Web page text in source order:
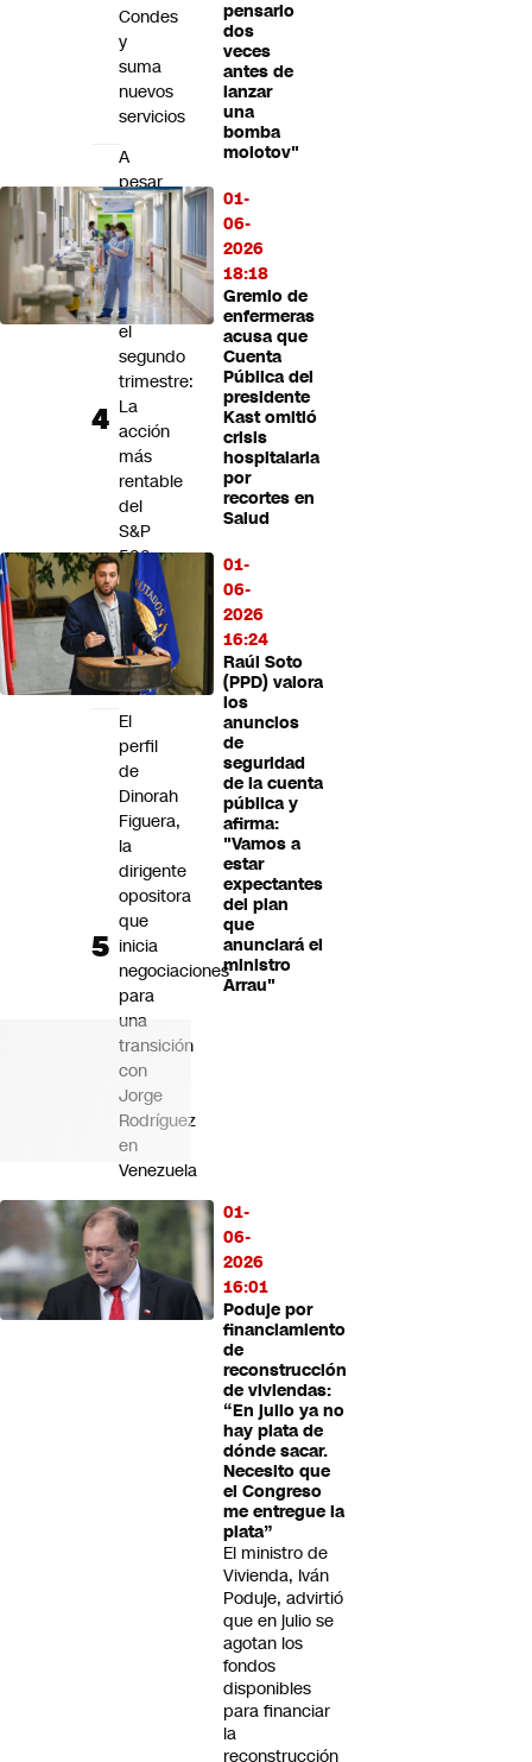
pensarlo
dos
veces
antes de
lanzar
una
bomba
molotov"
01-
06-
2026
18:18
Gremio de
enfermeras
acusa que
Cuenta
Pública del
presidente
Kast omitió
crisis
hospitalaria
por
recortes en
Salud
01-
06-
2026
16:24
Raúl Soto
(PPD) valora
los
anuncios
de
seguridad
de la cuenta
pública y
afirma:
"Vamos a
estar
expectantes
del plan
que
anunciará el
ministro
Arrau"
01-
06-
2026
16:01
Poduje por
financiamiento
de
reconstrucción
de viviendas:
“En julio ya no
hay plata de
dónde sacar.
Necesito que
el Congreso
me entregue la
plata”
El ministro de
Vivienda, Iván
Poduje, advirtió
que en julio se
agotan los
fondos
disponibles
para financiar
la
reconstrucción
Condes
y
suma
nuevos
servicios
A
pesar
de
registrar
ingresos
récord
en
el
segundo
trimestre:
La
acción
más
rentable
del
S&P
500
este
año
cae
casi
7%
El
perfil
de
Dinorah
Figuera,
la
dirigente
opositora
que
inicia
negociaciones
para
una
transición
con
Jorge
Rodríguez
en
Venezuela